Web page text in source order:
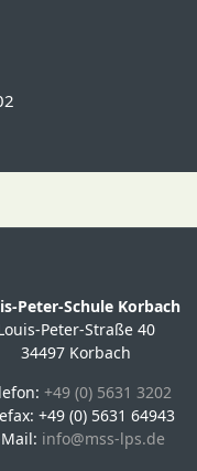
Peter-Schule Korbach
Peter-Straße 40
34497 Korbach
+49 (0) 5631 3202
+49 (0) 5631 64943
info@mss-lps.de